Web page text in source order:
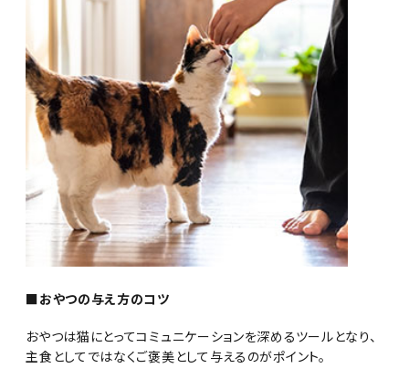
■おやつの与え方のコツ
おやつは猫にとってコミュニケーションを深めるツールとなり、
主食としてではなくご褒美として与えるのがポイント。